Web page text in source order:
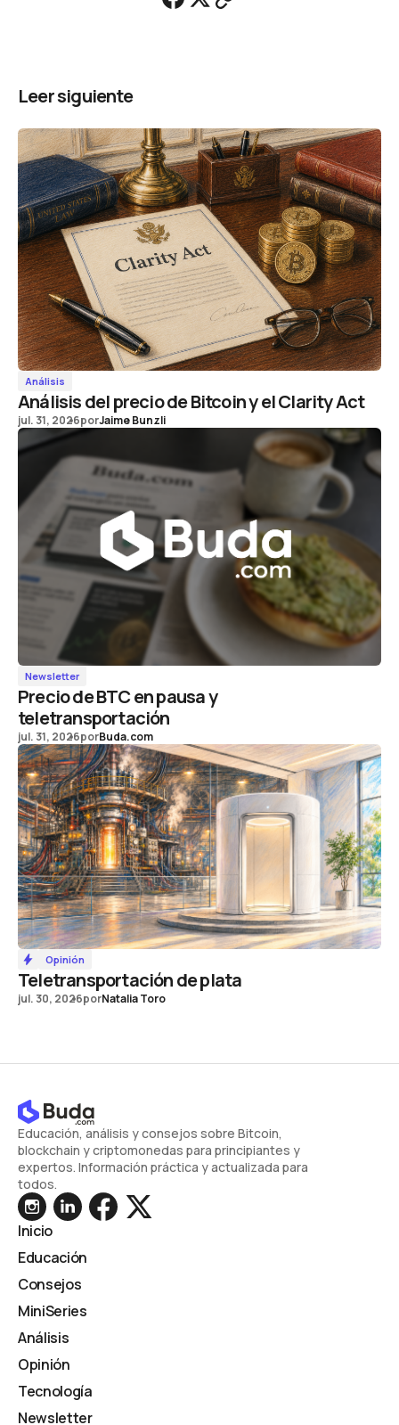
Leer siguiente
Análisis
Análisis del precio de Bitcoin y el Clarity Act
jul. 31, 2026porJaime Bunzli
Newsletter
Precio de BTC en pausa y
teletransportación
jul. 31, 2026porBuda.com
Opinión
Teletransportación de plata
jul. 30, 2026porNatalia Toro
Educación, análisis y consejos sobre Bitcoin,
blockchain y criptomonedas para principiantes y
expertos. Información práctica y actualizada para
todos.
Inicio
Educación
Consejos
MiniSeries
Análisis
Opinión
Tecnología
Newsletter